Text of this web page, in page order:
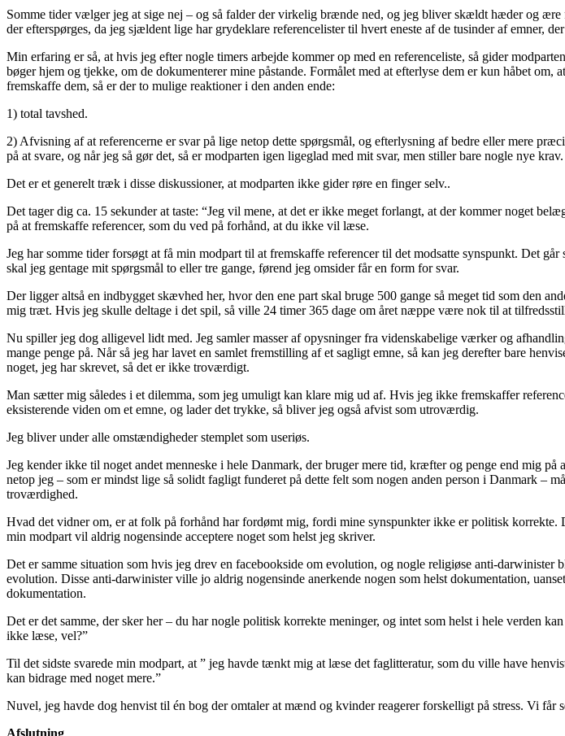
Somme tider vælger jeg at sige nej – og så falder der virkelig brænde ned, og jeg bliver skældt hæder og
der efterspørges, da jeg sjældent lige har grydeklare referencelister til hvert eneste af de tusinder af emner,
Min erfaring er så, at hvis jeg efter nogle timers arbejde kommer op med en referenceliste, så gider
bøger hjem og tjekke, om de dokumenterer mine påstande. Formålet med at efterlyse dem er kun håbet
fremskaffe dem, så er der to mulige reaktioner i den anden ende:
1) total tavshed.
2) Afvisning af at referencerne er svar på lige netop dette spørgsmål, og efterlysning af bedre eller mere
på at svare, og når jeg så gør det, så er modparten igen ligeglad med mit svar, men stiller bare nogle nye krav.
Det er et generelt træk i disse diskussioner, at modparten ikke gider røre en finger selv..
Det tager dig ca. 15 sekunder at taste: “Jeg vil mene, at det er ikke meget forlangt, at der kommer noget
på at fremskaffe referencer, som du ved på forhånd, at du ikke vil læse.
Jeg har somme tider forsøgt at få min modpart til at fremskaffe referencer til det modsatte synspunkt. Det
skal jeg gentage mit spørgsmål to eller tre gange, førend jeg omsider får en form for svar.
Der ligger altså en indbygget skævhed her, hvor den ene part skal bruge 500 gange så meget tid som den
mig træt. Hvis jeg skulle deltage i det spil, så ville 24 timer 365 dage om året næppe være nok til at
Nu spiller jeg dog alligevel lidt med. Jeg samler masser af opysninger fra videnskabelige værker og
mange penge på. Når så jeg har lavet en samlet fremstilling af et sagligt emne, så kan jeg derefter bare
noget, jeg har skrevet, så det er ikke troværdigt.
Man sætter mig således i et dilemma, som jeg umuligt kan klare mig ud af. Hvis jeg ikke fremskaffer
eksisterende viden om et emne, og lader det trykke, så bliver jeg også afvist som utroværdig.
Jeg bliver under alle omstændigheder stemplet som useriøs.
Jeg kender ikke til noget andet menneske i hele Danmark, der bruger mere tid, kræfter og penge end mig
netop jeg – som er mindst lige så solidt fagligt funderet på dette felt som nogen anden person i Danmark –
troværdighed.
Hvad det vidner om, er at folk på forhånd har fordømt mig, fordi mine synspunkter ikke er politisk
min modpart vil aldrig nogensinde acceptere noget som helst jeg skriver.
Det er samme situation som hvis jeg drev en facebookside om evolution, og nogle religiøse anti-
evolution. Disse anti-darwinister ville jo aldrig nogensinde anerkende nogen som helst dokumentation,
dokumentation.
Det er det samme, der sker her – du har nogle politisk korrekte meninger, og intet som helst i hele verden
ikke læse, vel?”
Til det sidste svarede min modpart, at ” jeg havde tænkt mig at læse det faglitteratur, som du ville have
kan bidrage med noget mere.”
Nuvel, jeg havde dog henvist til én bog der omtaler at mænd og kvinder reagerer forskelligt på stress. Vi